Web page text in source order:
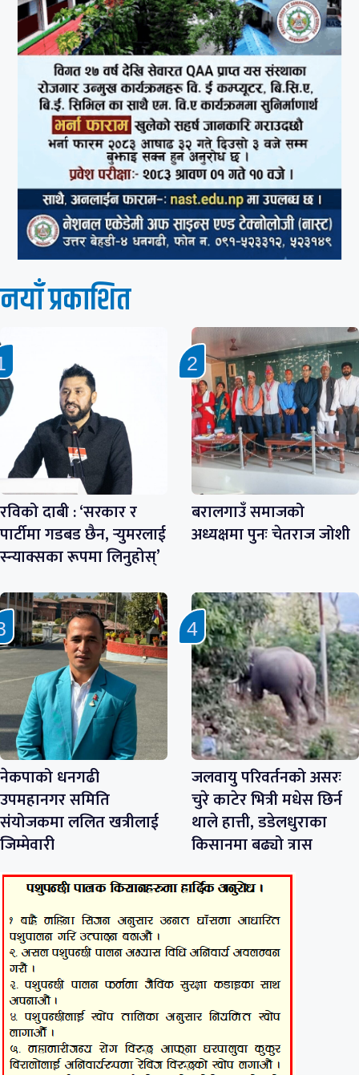
नयाँ प्रकाशित
रविको दाबी : ‘सरकार र
पार्टीमा गडबड छैन, र्‍युमरलाई
स्न्याक्सका रूपमा लिनुहोस्’
बरालगाउँ समाजको
अध्यक्षमा पुनः चेतराज जोशी
नेकपाको धनगढी
उपमहानगर समिति
संयोजकमा ललित खत्रीलाई
जिम्मेवारी
जलवायु परिवर्तनको असरः
चुरे काटेर भित्री मधेस छिर्न
थाले हात्ती, डडेलधुराका
किसानमा बढ्यो त्रास